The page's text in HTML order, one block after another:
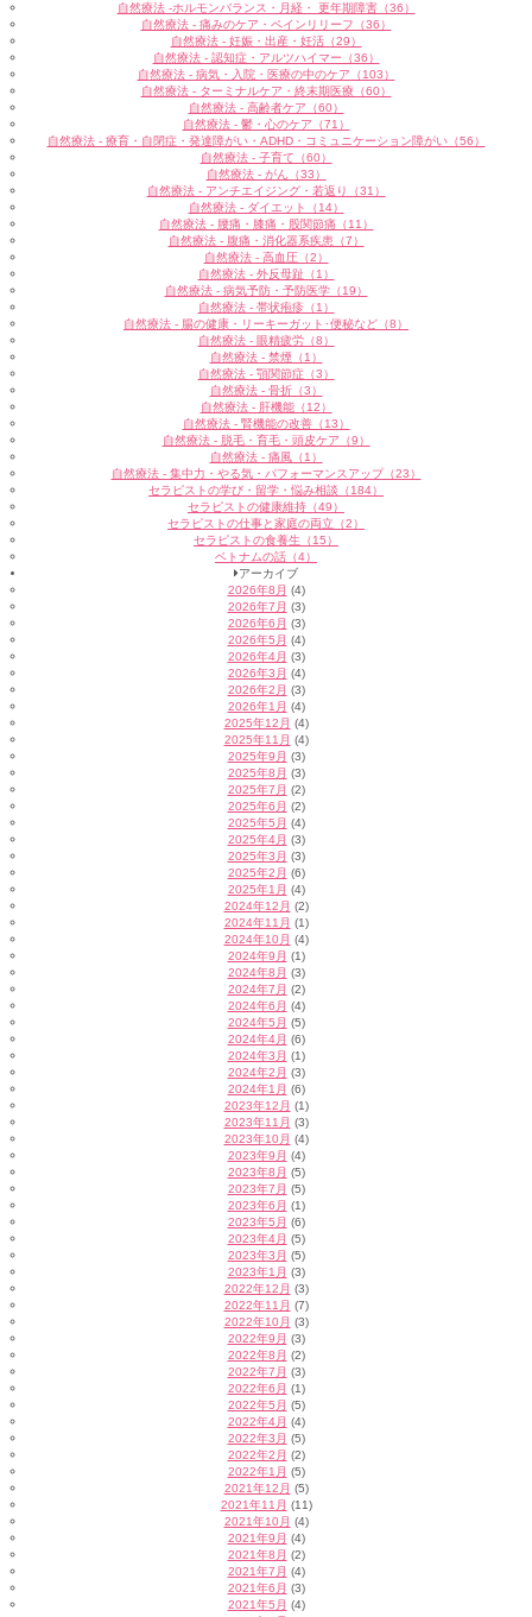
自然療法 -ホルモンバランス・月経・ 更年期障害（36）
自然療法 - 痛みのケア・ペインリリーフ（36）
自然療法 - 妊娠・出産・妊活（29）
自然療法 - 認知症・アルツハイマー（36）
自然療法 - 病気・入院・医療の中のケア（103）
自然療法 - ターミナルケア・終末期医療（60）
自然療法 - 高齢者ケア（60）
自然療法 - 鬱・心のケア（71）
自然療法 - 療育・自閉症・発達障がい・ADHD・コミュニケーション障がい（56）
自然療法 - 子育て（60）
自然療法 - がん（33）
自然療法 - アンチエイジング・若返り（31）
自然療法 - ダイエット（14）
自然療法 - 腰痛・膝痛・股関節痛（11）
自然療法 - 腹痛・消化器系疾患（7）
自然療法 - 高血圧（2）
自然療法 - 外反母趾（1）
自然療法 - 病気予防・予防医学（19）
自然療法 - 帯状疱疹（1）
自然療法 - 腸の健康・リーキーガット･便秘など（8）
自然療法 - 眼精疲労（8）
自然療法 - 禁煙（1）
自然療法 - 顎関節症（3）
自然療法 - 骨折（3）
自然療法 - 肝機能（12）
自然療法 - 腎機能の改善（13）
自然療法 - 脱毛・育毛・頭皮ケア（9）
自然療法 - 痛風（1）
自然療法 - 集中力・やる気・パフォーマンスアップ（23）
セラピストの学び・留学・悩み相談（184）
セラピストの健康維持（49）
セラピストの仕事と家庭の両立（2）
セラピストの食養生（15）
ベトナムの話（4）
アーカイブ
2026年8月 (4)
2026年7月 (3)
2026年6月 (3)
2026年5月 (4)
2026年4月 (3)
2026年3月 (4)
2026年2月 (3)
2026年1月 (4)
2025年12月 (4)
2025年11月 (4)
2025年9月 (3)
2025年8月 (3)
2025年7月 (2)
2025年6月 (2)
2025年5月 (4)
2025年4月 (3)
2025年3月 (3)
2025年2月 (6)
2025年1月 (4)
2024年12月 (2)
2024年11月 (1)
2024年10月 (4)
2024年9月 (1)
2024年8月 (3)
2024年7月 (2)
2024年6月 (4)
2024年5月 (5)
2024年4月 (6)
2024年3月 (1)
2024年2月 (3)
2024年1月 (6)
2023年12月 (1)
2023年11月 (3)
2023年10月 (4)
2023年9月 (4)
2023年8月 (5)
2023年7月 (5)
2023年6月 (1)
2023年5月 (6)
2023年4月 (5)
2023年3月 (5)
2023年1月 (3)
2022年12月 (3)
2022年11月 (7)
2022年10月 (3)
2022年9月 (3)
2022年8月 (2)
2022年7月 (3)
2022年6月 (1)
2022年5月 (5)
2022年4月 (4)
2022年3月 (5)
2022年2月 (2)
2022年1月 (5)
2021年12月 (5)
2021年11月 (11)
2021年10月 (4)
2021年9月 (4)
2021年8月 (2)
2021年7月 (4)
2021年6月 (3)
2021年5月 (4)